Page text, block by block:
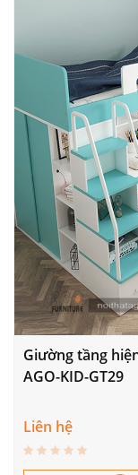
Giường tầng
AGO-KID-GT29
Liên hệ